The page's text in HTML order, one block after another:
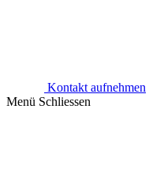
Kontakt aufnehmen
Menü Schliessen